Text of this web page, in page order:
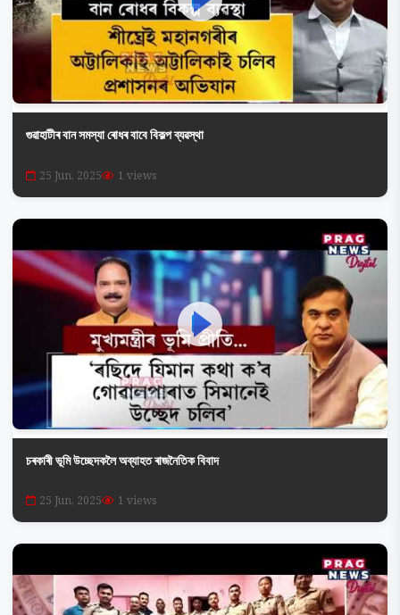
গুৱাহাটীৰ বান সমস্যা ৰোধৰ বাবে বিকল্প ব্যৱস্থা
25 Jun, 2025 1 views
চৰকাৰী ভূমি উচ্ছেদকলৈ অব্যাহত ৰাজনৈতিক বিবাদ
25 Jun, 2025 1 views